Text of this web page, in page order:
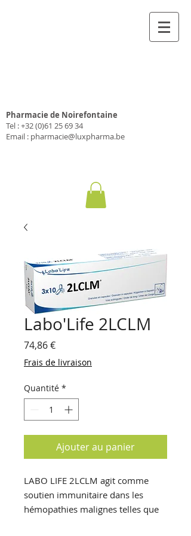
Pharmacie de Noirefontaine
Tel :+32 (0)61 25 69 34
Email : pharmacie@luxpharma.be
Labo'Life 2LCLM
74,86 €Prix
Frais de livraison
Quantité *
Ajouter au panier
LABO LIFE 2LCLM agit comme
soutien immunitaire dans les
hémopathies malignes telles que